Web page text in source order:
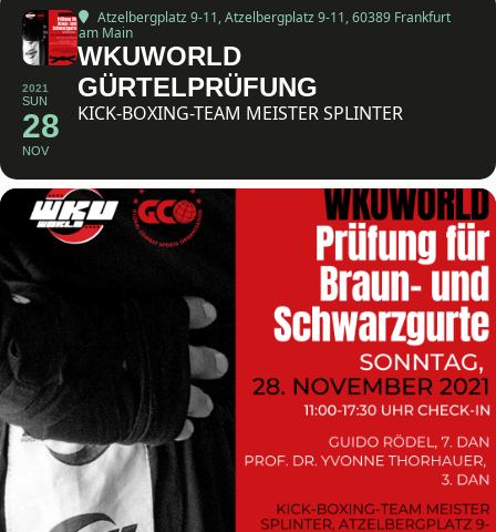
2021
SUN
28
NOV
Atzelbergplatz 9-11, Atzelbergplatz 9-11, 60389 Frankfurt
am Main
WKUWORLD
GÜRTELPRÜFUNG
KICK-BOXING-TEAM MEISTER SPLINTER